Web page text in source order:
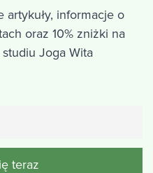
artykuły, informacje o
oraz 10% zniżki na
Joga Wita